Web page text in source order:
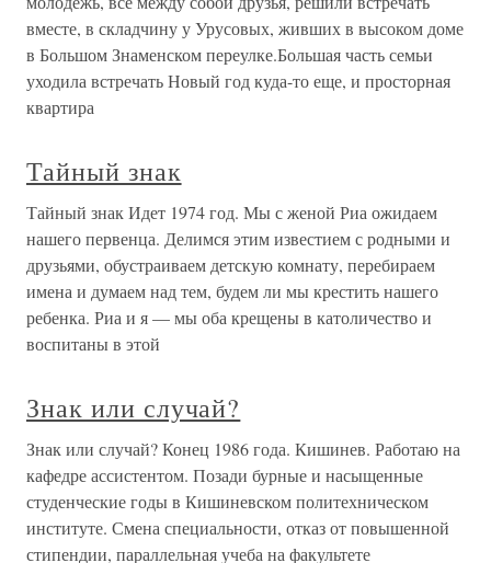
вместе, в складчину у Урусовых, живших в высоком доме
в Большом Знаменском переулке.Большая часть семьи
уходила встречать Новый год куда-то еще, и просторная
квартира
Тайный знак
Тайный знак Идет 1974 год. Мы с женой Риа ожидаем
нашего первенца. Делимся этим известием с родными и
друзьями, обустраиваем детскую комнату, перебираем
имена и думаем над тем, будем ли мы крестить нашего
ребенка. Риа и я — мы оба крещены в католичество и
воспитаны в этой
Знак или случай?
Знак или случай? Конец 1986 года. Кишинев. Работаю на
кафедре ассистентом. Позади бурные и насыщенные
студенческие годы в Кишиневском политехническом
институте. Смена специальности, отказ от повышенной
стипендии, параллельная учеба на факультете